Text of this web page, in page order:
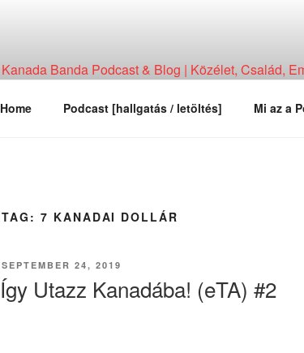
Kanada Banda Podcast & Blog | Közélet, Család,
Home Podcast [hallgatás / letöltés] Mi az a
TAG: 7 KANADAI DOLLÁR
POSTED
ON
SEPTEMBER 24, 2019
Így Utazz Kanadába! (eTA) #2